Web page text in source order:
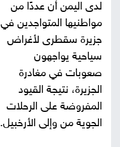
لدى اليمن أن عددًا من
مواطنيها المتواجدين في
جزيرة سقطرى لأغراض
سياحية يواجهون
صعوبات في مغادرة
الجزيرة، نتيجة القيود
المفروضة على الرحلات
الجوية من وإلى الأرخبيل.